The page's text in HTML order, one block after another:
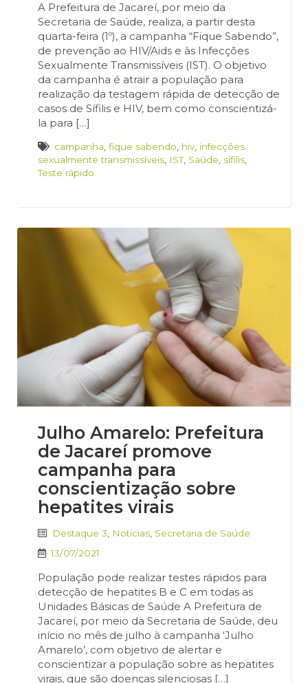
A Prefeitura de Jacareí, por meio da
Secretaria de Saúde, realiza, a partir desta
quarta-feira (1º), a campanha “Fique Sabendo”,
de prevenção ao HIV/Aids e às Infecções
Sexualmente Transmissíveis (IST). O objetivo
da campanha é atrair a população para
realização da testagem rápida de detecção de
casos de Sífilis e HIV, bem como conscientizá-
la para […]
campanha fique sabendo hiv infecções
sexualmente transmissíveis IST, Saúde sífilis
Teste rápido
Julho Amarelo: Prefeitura
de Jacareí promove
campanha para
conscientização sobre
hepatites virais
Destaque 3 Notícias Secretaria de Saúde
13/07/2021
População pode realizar testes rápidos para
detecção de hepatites B e C em todas as
Unidades Básicas de Saúde A Prefeitura de
Jacareí, por meio da Secretaria de Saúde, deu
início no mês de julho à campanha ‘Julho
Amarelo’, com objetivo de alertar e
conscientizar a população sobre as hepatites
virais, que são doenças silenciosas […]